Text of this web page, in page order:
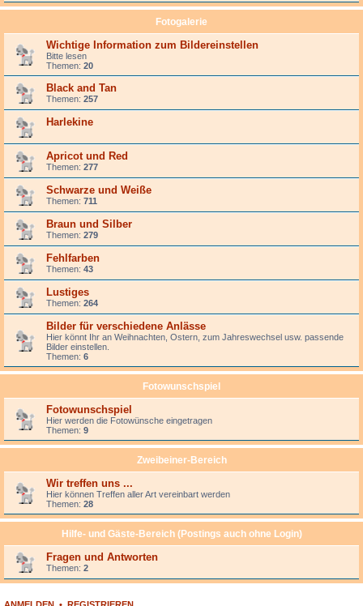
Fotogalerie
Wichtige Information zum Bildereinstellen
Bitte lesen
Themen: 20
Black and Tan
Themen: 257
Harlekine
Apricot und Red
Themen: 277
Schwarze und Weiße
Themen: 711
Braun und Silber
Themen: 279
Fehlfarben
Themen: 43
Lustiges
Themen: 264
Bilder für verschiedene Anlässe
Hier könnt Ihr an Weihnachten, Ostern, zum Jahreswechsel usw. passende
Bilder einstellen.
Themen: 6
Fotowunschspiel
Fotowunschspiel
Hier werden die Fotowünsche eingetragen
Themen: 9
Zweibeiner-Bereich
Wir treffen uns ...
Hier können Treffen aller Art vereinbart werden
Themen: 28
Hilfe- und Gäste-Bereich (Postings auch ohne Login)
Fragen und Antworten
Themen: 2